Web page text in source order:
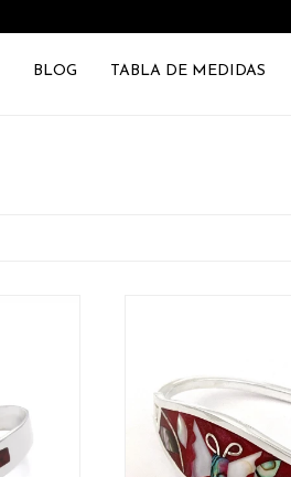
BLOG TABLA DE MEDIDAS